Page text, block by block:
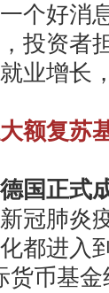
个好消
投资者
业增长
额复苏
国正式
冠肺炎
都进入
货币基